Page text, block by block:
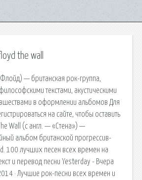
the wall
Флойд) — британская рок-группа,
текстами, акустическими
в оформлении альбомов Для
на сайте, чтобы оставить
Wall (с англ. — «Стена») —
альбом британской прогрессив-
100 лучших песен всех времен на
и перевод песни Yesterday - Вчера
· Лучшие рок-песни всех времен и